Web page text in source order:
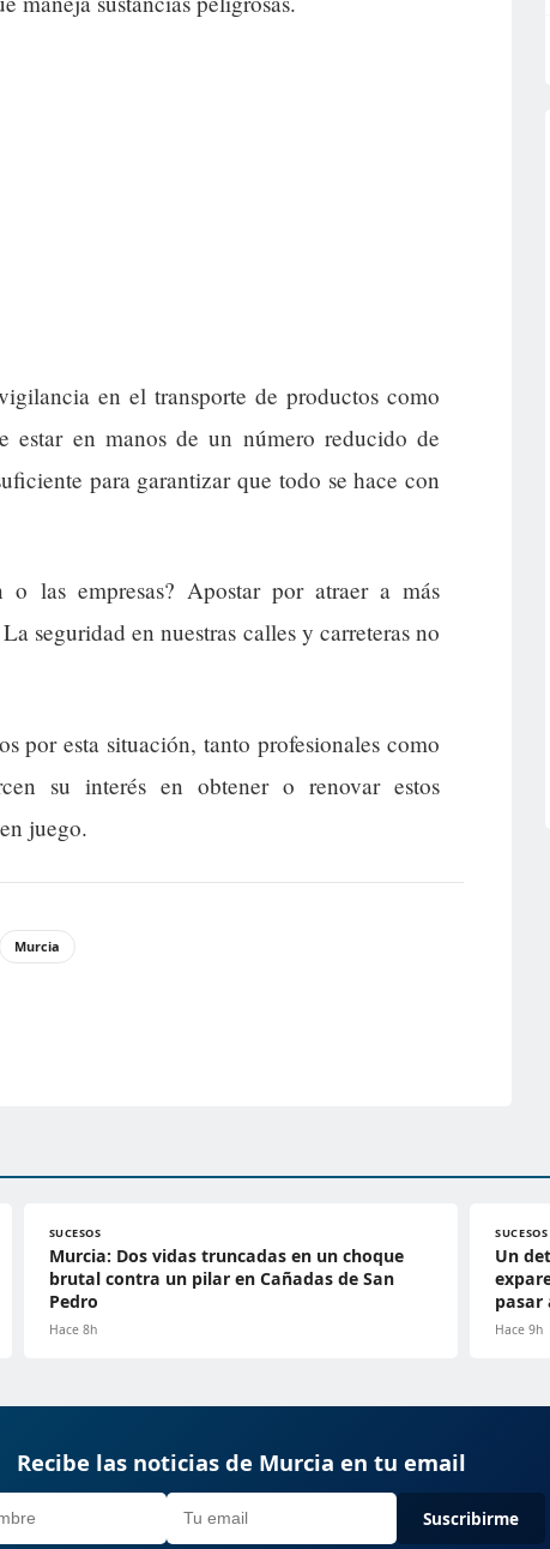
en el transporte de productos como
estar en manos de un número reducido de
para garantizar que todo se hace con
las empresas? Apostar por atraer a más
seguridad en nuestras calles y carreteras no
por esta situación, tanto profesionales como
su interés en obtener o renovar estos
juego.
Murcia
SUCESOS
Murcia: Dos vidas truncadas en un choque
brutal contra un pilar en Cañadas de San
Pedro
Hace 8h
SUCESOS
Un
pasar
Hace 9h
Recibe las noticias de Murcia en tu email
Suscribirme